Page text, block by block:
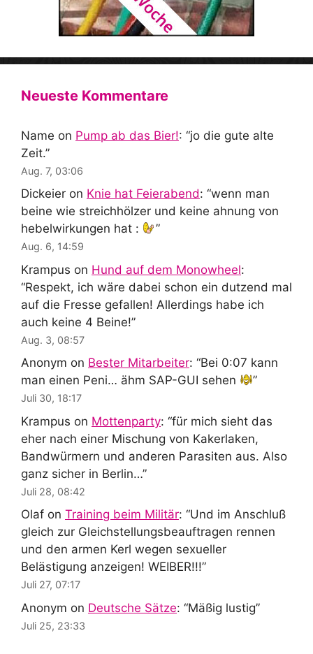
Neueste Kommentare
Name on Pump ab das Bier!: “jo die gute alte
Zeit.”
Aug. 7, 03:06
Dickeier on Knie hat Feierabend: “wenn man
beine wie streichhölzer und keine ahnung von
hebelwirkungen hat :
”
Aug. 6, 14:59
Krampus on Hund auf dem Monowheel:
“Respekt, ich wäre dabei schon ein dutzend mal
auf die Fresse gefallen! Allerdings habe ich
auch keine 4 Beine!”
Aug. 3, 08:57
Anonym on Bester Mitarbeiter: “Bei 0:07 kann
man einen Peni… ähm SAP-GUI sehen
”
Juli 30, 18:17
Krampus on Mottenparty: “für mich sieht das
eher nach einer Mischung von Kakerlaken,
Bandwürmern und anderen Parasiten aus. Also
ganz sicher in Berlin…”
Juli 28, 08:42
Olaf on Training beim Militär: “Und im Anschluß
gleich zur Gleichstellungsbeauftragen rennen
und den armen Kerl wegen sexueller
Belästigung anzeigen! WEIBER!!!”
Juli 27, 07:17
Anonym on Deutsche Sätze: “Mäßig lustig”
Juli 25, 23:33